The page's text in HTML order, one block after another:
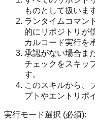
ものとして扱いま
ランタイムコマン
的にリポジトリが
カルコード実行を
承認がない場合ま
チェックをスキッ
す。
このスキルから、
プトやエントリポ
実行モード選択 (必須):